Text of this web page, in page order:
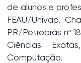
de alunos e
FEAU/Univap.
PR/Petrobrás nº
Ciências
Computação.